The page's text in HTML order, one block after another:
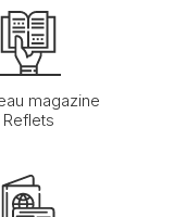
magazine
Reflets